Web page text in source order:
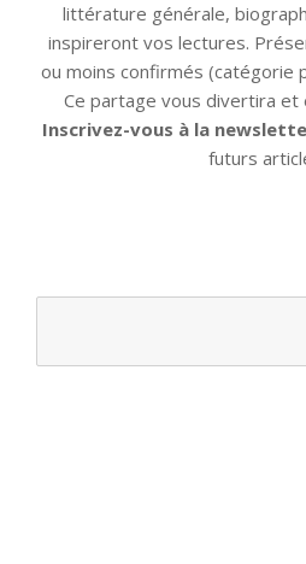
littérature générale,
inspireront vos lectures.
ou moins confirmés (catégorie
Ce partage vous divertira et
Inscrivez-vous à la
futurs